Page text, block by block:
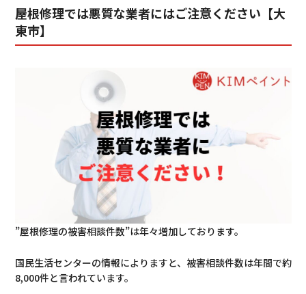
屋根修理では悪質な業者にはご注意ください【大
東市】
”屋根修理の被害相談件数”は年々増加しております。
国民生活センターの情報によりますと、被害相談件数は年間で約
8,000件と言われています。